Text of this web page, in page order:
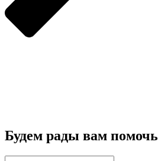
Будем рады вам помочь